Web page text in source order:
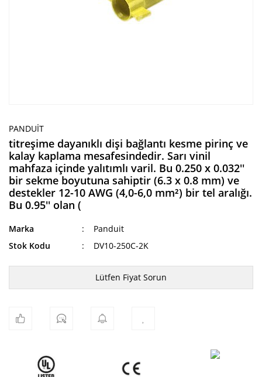
PANDUIT
titreşime dayanıklı dişi bağlantı kesme pirinç ve
kalay kaplama mesafesindedir. Sarı vinil
mahfaza içinde yalıtımlı varil. Bu 0.250 x 0.032''
bir sekme boyutuna sahiptir (6.3 x 0.8 mm) ve
destekler 12-10 AWG (4,0-6,0 mm²) bir tel aralığı.
Bu 0.95'' olan (
Marka
Panduit
Stok Kodu
DV10-250C-2K
Lütfen Fiyat Sorun